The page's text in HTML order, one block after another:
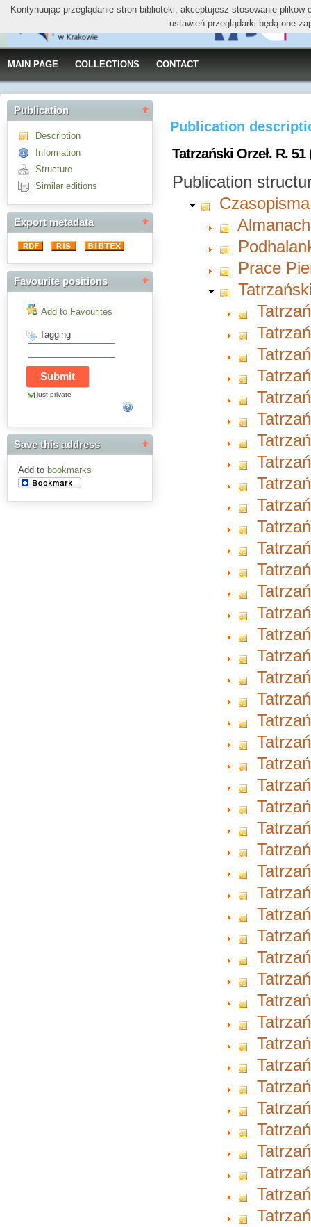
MAIN PAGE COLLECTIONS CONTACT
Publication
Description
Information
Structure
Similar editions
Export metadata
Favourite positions
Add to Favourites
Tagging
just private
Save this address
Add to bookmarks
Publication
Tatrzański Orzeł. R. 51
Publication
Czasopisma
Prace
Kontynuując przeglądanie stron biblioteki, akceptujesz stosowanie
ustawień przeglądarki będą one